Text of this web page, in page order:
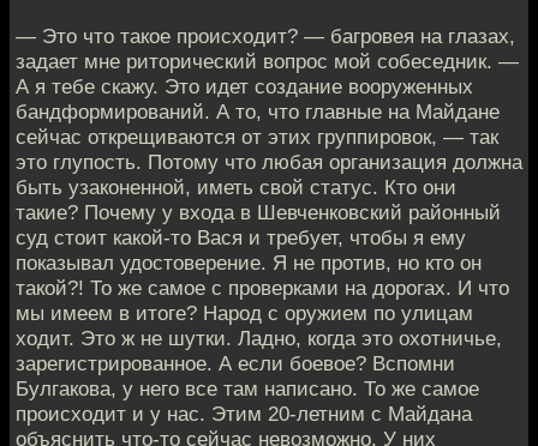
— Это что такое происходит? — багровея на глазах,
задает мне риторический вопрос мой собеседник. —
А я тебе скажу. Это идет создание вооруженных
бандформирований. А то, что главные на Майдане
сейчас открещиваются от этих группировок, — так
это глупость. Потому что любая организация должна
быть узаконенной, иметь свой статус. Кто они
такие? Почему у входа в Шевченковский районный
суд стоит какой-то Вася и требует, чтобы я ему
показывал удостоверение. Я не против, но кто он
такой?! То же самое с проверками на дорогах. И что
мы имеем в итоге? Народ с оружием по улицам
ходит. Это ж не шутки. Ладно, когда это охотничье,
зарегистрированное. А если боевое? Вспомни
Булгакова, у него все там написано. То же самое
происходит и у нас. Этим 20-летним с Майдана
объяснить что-то сейчас невозможно. У них